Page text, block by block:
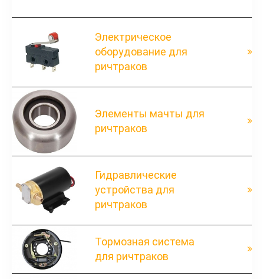
Электрическое
оборудование для
ричтраков
Элементы мачты для
ричтраков
Гидравлические
устройства для
ричтраков
Тормозная система
для ричтраков